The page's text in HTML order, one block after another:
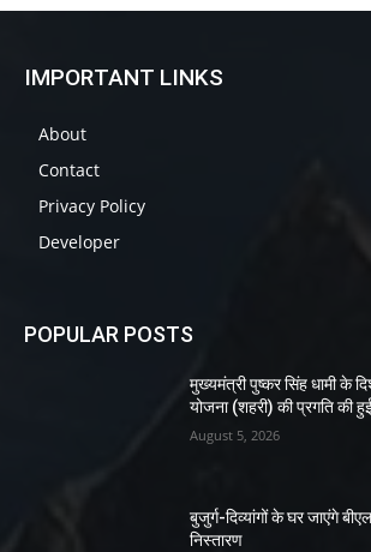
IMPORTANT LINKS
About
Contact
Privacy Policy
Developer
POPULAR POSTS
मुख्यमंत्री पुष्कर सिंह धामी के
योजना (शहरी) की प्रगति की हुई
August 5, 2026
बुजुर्ग-दिव्यांगों के घर जाएंगे
निस्तारण